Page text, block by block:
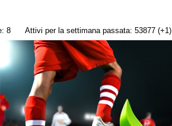
8
Аttivi per la settimana passata: 53877 (+1)